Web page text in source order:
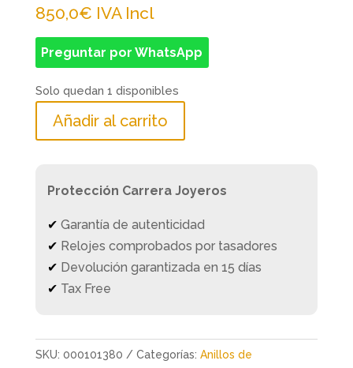
850,0€ IVA Incl
Preguntar por WhatsApp
Solo quedan 1 disponibles
Añadir al carrito
Protección Carrera Joyeros
✔ Garantía de autenticidad
✔ Relojes comprobados por tasadores
✔ Devolución garantizada en 15 días
✔ Tax Free
SKU: 000101380 Categorías: Anillos de